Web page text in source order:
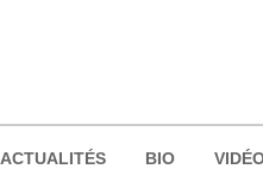
ACTUALITÉS BIO